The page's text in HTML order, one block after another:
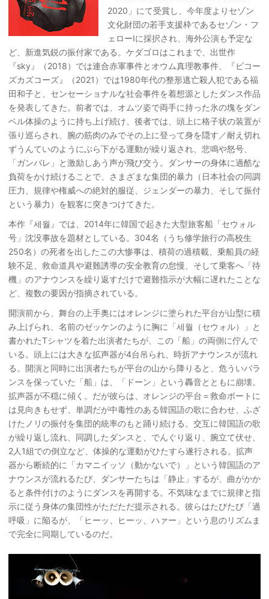
2020」にて受賞し、今年度よりセゾン
文化財団の若手支援枠であるセゾン・フ
ェローⅠに採択され、海外公演も予定な
ど、新進気鋭の振付家である。ケダゴロはこれまで、出世作
『sky』（2018）では連合赤軍事件とオウム真理教事件、『ビコー
ズカズコーズ』（2021）では1980年代の整形逃亡殺人犯である福
田和子と、センセーショナルな社会事件を着想源としたダンス作品
を発表してきた。前者では、オムツ姿で両手に持った氷の塊をダン
ベル体操のように持ち上げ続け、後者では、頭上に格子状の装置が
張り巡らされ、腕の筋肉のみでその上に登って身を隠す／耐え切れ
ずうんていのようにぶら下がる運動が繰り返され、悲鳴や怒号、
「ガンバレ」と激励しあう声が飛び交う。ダンサーの身体に過酷な
負荷をかけ続けることで、さまざまな集団的暴力（日本社会の同調
圧力、規律や権威への絶対的服従、ジェンダーの暴力、そして振付
という暴力）を観客に突きつけてきた。
本作『세월』では、2014年に韓国で起きた大型旅客船「セウォル
号」沈没事故を題材としている。304名（うち修学旅行の高校生
250名）の死者を出したこの大惨事は、積荷の過積載、乗船員の経
験不足、救命道具や避難誘導の安全教育の怠慢、そして乗客へ「待
機」のアナウンスを繰り返すだけで避難指示が大幅に遅れたことな
ど、複数の要因が指摘されている。
開演前から、舞台の上手奥にはオレンジに塗られた平台が山型に積
み上げられ、名前のゼッケンのように胸に「세월（セウォル）」と
書かれたTシャツを着た出演者たちが、この「船」の両側に佇んで
いる。頭上には大きな拡声器が4台吊られ、時折アナウンスが流れ
る。開演と同時に出演者たちが平台の山から降りると、危ういバラ
ンスを保っていた「船」は、「ドーン」という轟音とともに崩壊。
拡声器が不穏に傾く。だが彼らは、オレンジの平台＝救命ボートに
は見向きもせず、単調だが中毒性のある韓国語の歌に合わせ、ふざ
けたノリの振付を集団的統率のもと踊り続ける。交互に韓国語の歌
が繰り返し流れ、同調したダンスと、でんぐり返り、腕立て伏せ、
2人1組での倒立など、体操的な運動がひたすら遂行される。拡声
器から断続的に「カマニイッソ（動かないで）」という韓国語のア
ナウンスが流れるたび、ダンサーたちは「静止」するが、曲がかか
ると条件付けのようにダンスを再開する。不気味なまでに規律と指
示に従う身体の集団性がただただ提示される。彼らはたびたび「過
呼吸」に陥るが、「ヒーッ、ヒーッ、ハァー」という息のリズムま
で完全に同期しているのだ。